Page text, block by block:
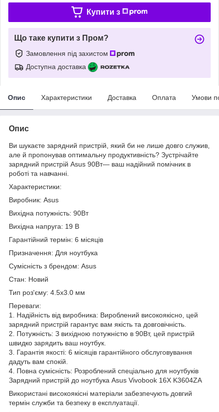
Купити з
Що таке купити з Пром?
Замовлення під захистом
Доступна доставка
Опис Характеристики Доставка Оплата Умови
Опис
Ви шукаєте зарядний пристрій, який би не лише довго служив,
але й пропонував оптимальну продуктивність? Зустрічайте
зарядний пристрій Asus 90Вт— ваш надійний помічник в
роботі та навчанні.
Характеристики:
Виробник: Asus
Вихідна потужність: 90Вт
Вихідна напруга: 19 В
Гарантійний термін: 6 місяців
Призначення: Для ноутбука
Сумісність з брендом: Asus
Стан: Новий
Тип роз'єму: 4.5x3.0 мм
Переваги:
1. Надійність від виробника: Вироблений високоякісно, цей
зарядний пристрій гарантує вам якість та довговічність.
2. Потужність: З вихідною потужністю в 90Вт, цей пристрій
швидко зарядить ваш ноутбук.
3. Гарантія якості: 6 місяців гарантійного обслуговування
дадуть вам спокій.
4. Повна сумісність: Розроблений спеціально для ноутбуків
Зарядний пристрій до ноутбука Asus Vivobook 16X K3604ZA
Використані високоякісні матеріали забезпечують довгий
термін служби та безпеку в експлуатації.